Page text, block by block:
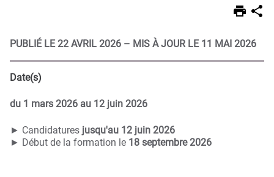
PUBLIÉ LE 22 AVRIL 2026 – MIS À JOUR LE 11 MAI 2026
Date(s)
du 1 mars 2026 au 12 juin 2026
► Candidatures jusqu'au 12 juin 2026
► Début de la formation le 18 septembre 2026